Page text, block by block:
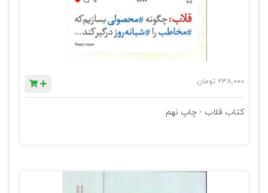
238,000 تومان
کتاب قلاب - چاپ نهم